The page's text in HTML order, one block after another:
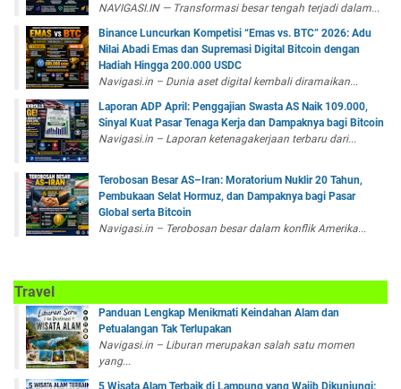
NAVIGASI.IN — Transformasi besar tengah terjadi dalam...
Binance Luncurkan Kompetisi “Emas vs. BTC” 2026: Adu
Nilai Abadi Emas dan Supremasi Digital Bitcoin dengan
Hadiah Hingga 200.000 USDC
Navigasi.in – Dunia aset digital kembali diramaikan...
Laporan ADP April: Penggajian Swasta AS Naik 109.000,
Sinyal Kuat Pasar Tenaga Kerja dan Dampaknya bagi Bitcoin
Navigasi.in – Laporan ketenagakerjaan terbaru dari...
Terobosan Besar AS–Iran: Moratorium Nuklir 20 Tahun,
Pembukaan Selat Hormuz, dan Dampaknya bagi Pasar
Global serta Bitcoin
Navigasi.in – Terobosan besar dalam konflik Amerika...
Travel
Panduan Lengkap Menikmati Keindahan Alam dan
Petualangan Tak Terlupakan
Navigasi.in – Liburan merupakan salah satu momen
yang...
5 Wisata Alam Terbaik di Lampung yang Wajib Dikunjungi: